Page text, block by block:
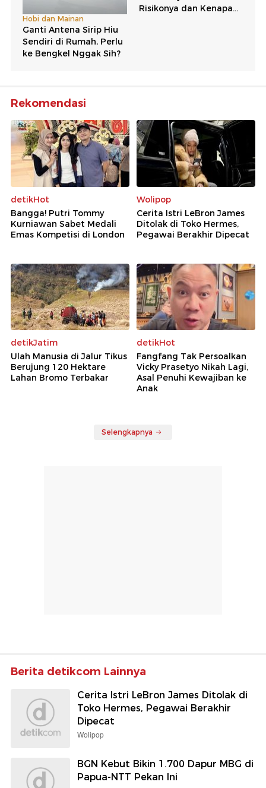
Rekomendasi
detikHot
Bangga! Putri Tommy
Kurniawan Sabet Medali
Emas Kompetisi di London
Wolipop
Cerita Istri LeBron James
Ditolak di Toko Hermes,
Pegawai Berakhir Dipecat
detikJatim
Ulah Manusia di Jalur Tikus
Berujung 120 Hektare
Lahan Bromo Terbakar
detikHot
Fangfang Tak Persoalkan
Vicky Prasetyo Nikah Lagi,
Asal Penuhi Kewajiban ke
Anak
Selengkapnya
Berita detikcom Lainnya
Cerita Istri LeBron James Ditolak di
Toko Hermes, Pegawai Berakhir
Dipecat
Wolipop
BGN Kebut Bikin 1.700 Dapur MBG di
Papua-NTT Pekan Ini